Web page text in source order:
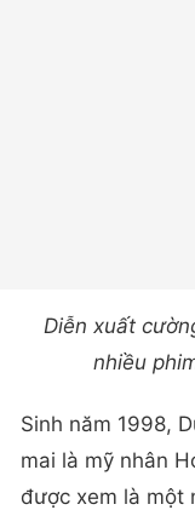
Diễn xuất
nhiều
Sinh năm 1998,
mai là mỹ nhân
được xem là một